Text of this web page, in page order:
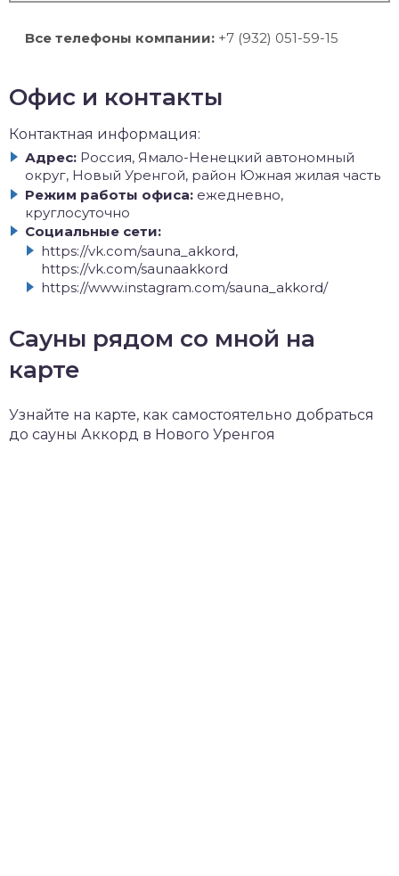
Все телефоны компании: +7 (932) 051-59-15
Офис и контакты
Контактная информация:
Адрес: Россия, Ямало-Ненецкий автономный
округ, Новый Уренгой, район Южная жилая часть
Режим работы офиса: ежедневно,
круглосуточно
Социальные сети:
https://vk.com/sauna_akkord,
https://vk.com/saunaakkord
https://www.instagram.com/sauna_akkord/
Сауны рядом со мной на
карте
Узнайте на карте, как самостоятельно добраться
до сауны Аккорд в Нового Уренгоя